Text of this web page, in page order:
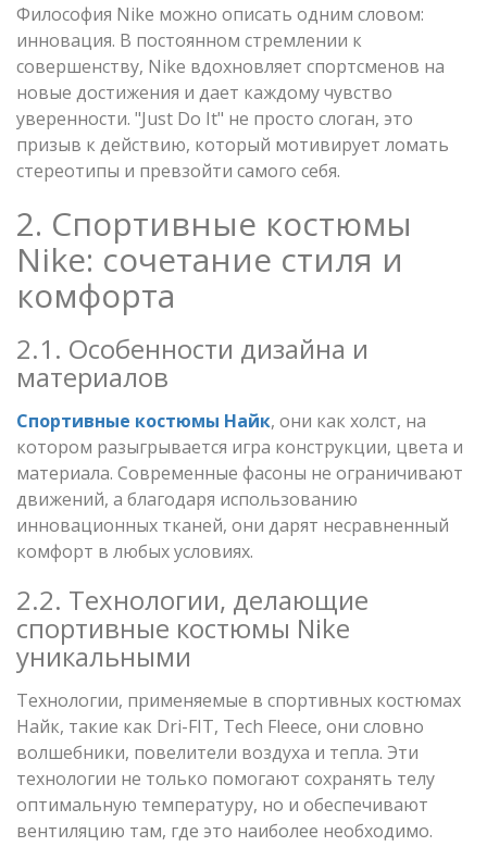
Философия Nike можно описать одним словом:
инновация. В постоянном стремлении к
совершенству, Nike вдохновляет спортсменов на
новые достижения и дает каждому чувство
уверенности. "Just Do It" не просто слоган, это
призыв к действию, который мотивирует ломать
стереотипы и превзойти самого себя.
2. Спортивные костюмы
Nike: сочетание стиля и
комфорта
2.1. Особенности дизайна и
материалов
Спортивные костюмы Найк, они как холст, на
котором разыгрывается игра конструкции, цвета и
материала. Современные фасоны не ограничивают
движений, а благодаря использованию
инновационных тканей, они дарят несравненный
комфорт в любых условиях.
2.2. Технологии, делающие
спортивные костюмы Nike
уникальными
Технологии, применяемые в спортивных костюмах
Найк, такие как Dri-FIT, Tech Fleece, они словно
волшебники, повелители воздуха и тепла. Эти
технологии не только помогают сохранять телу
оптимальную температуру, но и обеспечивают
вентиляцию там, где это наиболее необходимо.